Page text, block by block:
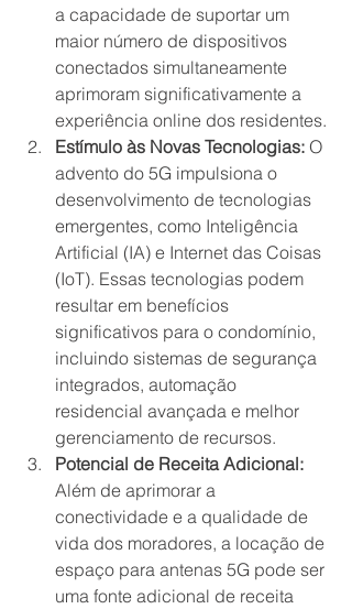
a capacidade de suportar um
maior número de dispositivos
conectados simultaneamente
aprimoram significativamente a
experiência online dos residentes.
Estímulo às Novas Tecnologias: O
advento do 5G impulsiona o
desenvolvimento de tecnologias
emergentes, como Inteligência
Artificial (IA) e Internet das Coisas
(IoT). Essas tecnologias podem
resultar em benefícios
significativos para o condomínio,
incluindo sistemas de segurança
integrados, automação
residencial avançada e melhor
gerenciamento de recursos.
Potencial de Receita Adicional:
Além de aprimorar a
conectividade e a qualidade de
vida dos moradores, a locação de
espaço para antenas 5G pode ser
uma fonte adicional de receita